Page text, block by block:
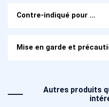
Contre-indiqué pour …
Mise en garde et
Autres produits